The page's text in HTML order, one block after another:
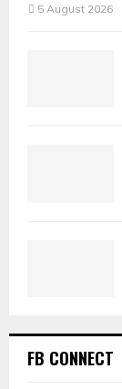
5 August 2026
FB CONNECT